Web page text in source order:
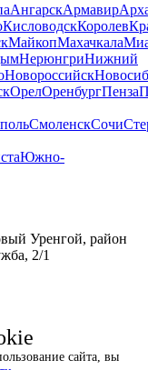
АнгарскАрмавир
КисловодскКоролев
МайкопМахачкала
НерюнгриНижний
Новороссийск
ОрелОренбургПенза
СмоленскСочи
Южно-
Уренгой, район
2/1
сайта, вы